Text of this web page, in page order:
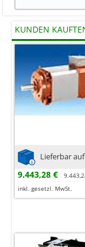
KUNDEN
Lieferbar
9.443,28 €
inkl. gesetzl. MwSt.